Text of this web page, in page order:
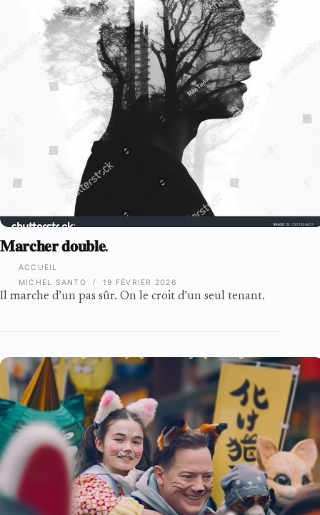
ACCUEIL
𝐌𝐚𝐫𝐜𝐡𝐞𝐫 𝐝𝐨𝐮𝐛𝐥𝐞.
Il marche d’un pas sûr. On le croit d’un seul tenant.
MICHEL SANTO 19 FÉVRIER 2026